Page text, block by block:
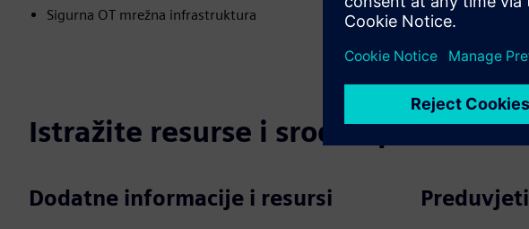
Sigurna OT mrežna infrastruktura
Istražite resurse i srodne proizvode
Dodatne informacije i resursi Preduvjeti